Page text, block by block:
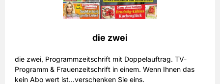
die zwei
die zwei, Programmzeitschrift mit Doppelauftrag. TV-
Programm & Frauenzeitschrift in einem. Wenn Ihnen das
kein Abo wert ist...verschenken Sie eins.